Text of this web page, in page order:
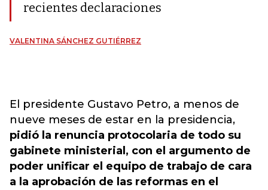
recientes declaraciones
VALENTINA SÁNCHEZ GUTIÉRREZ
El presidente Gustavo Petro, a menos de
nueve meses de estar en la presidencia,
pidió la renuncia protocolaria de todo su
gabinete ministerial, con el argumento de
poder unificar el equipo de trabajo de cara
a la aprobación de las reformas en el